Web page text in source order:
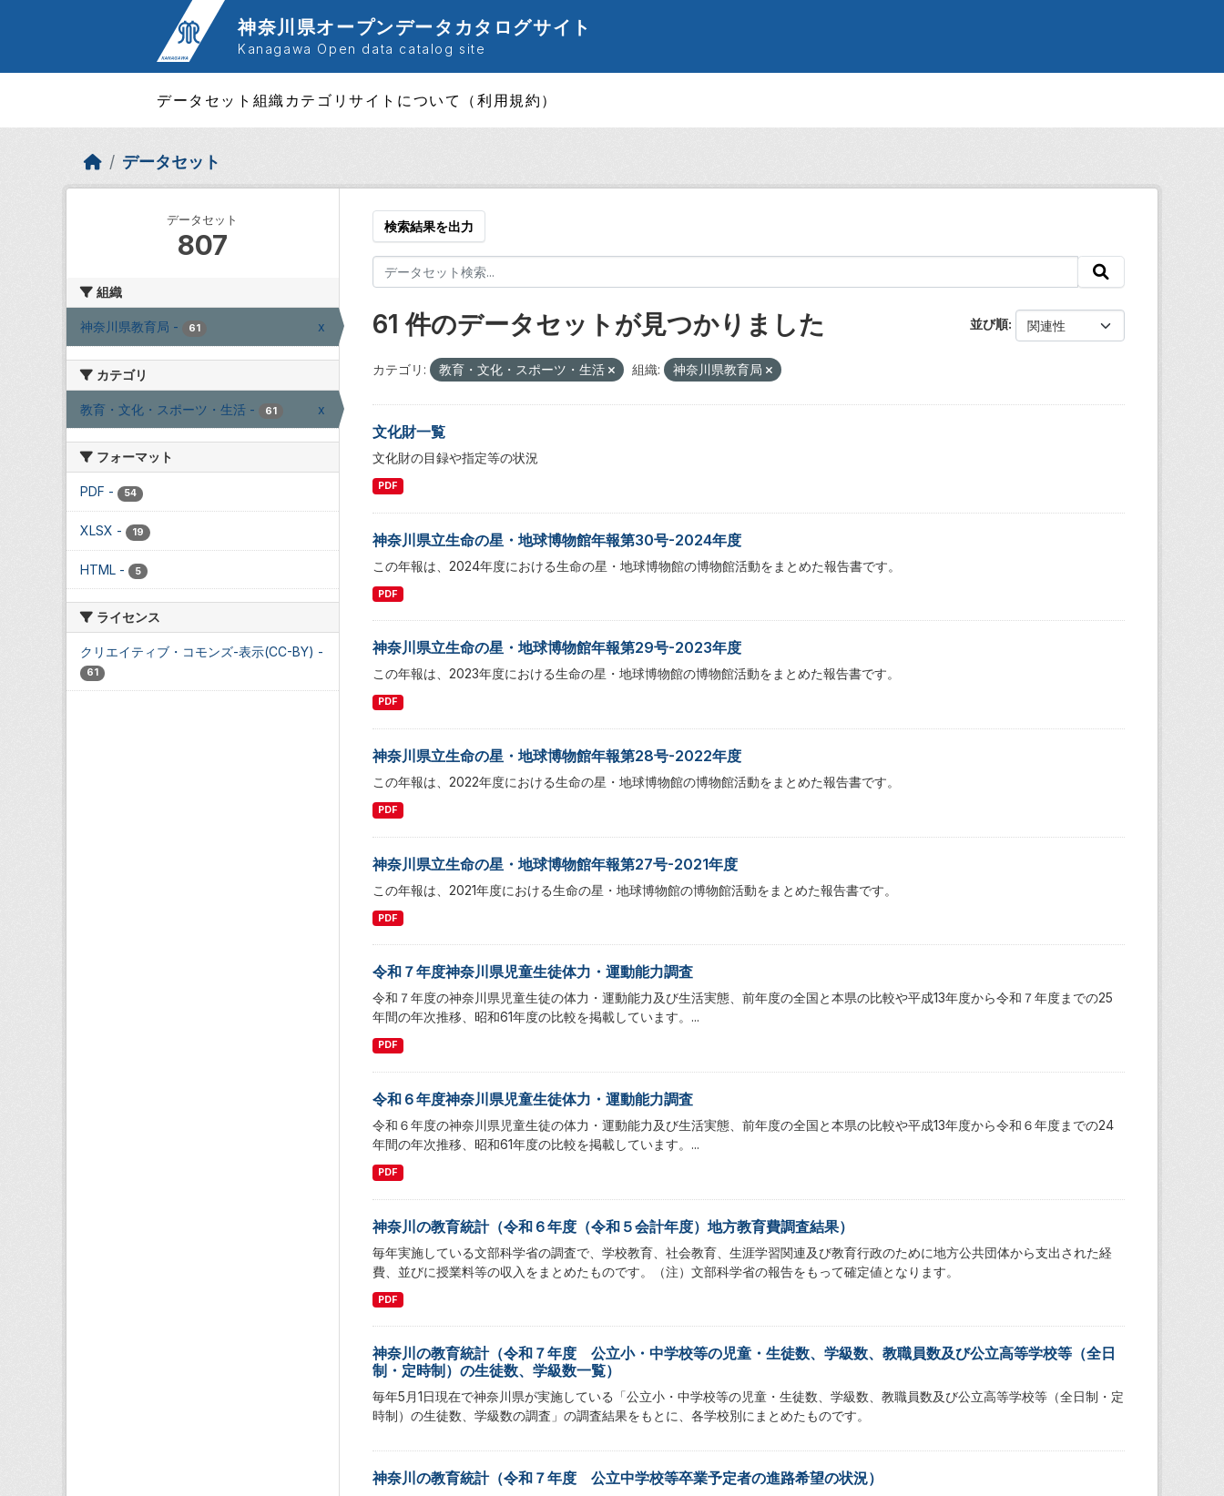
神奈川県オープンデータカタログサイト
Kanagawa Open data catalog site
データセット 組織 カテゴリサイトについて（利用規約）
データセット
データセット
807
組織
神奈川県教育局 - 61 x
カテゴリ
教育・文化・スポーツ・生活 - 61 x
フォーマット
PDF - 54
XLSX - 19
HTML - 5
ライセンス
クリエイティブ・コモンズ-表示(CC-BY) -
61
検索結果を出力
並び順
61 件のデータセットが見つかりました
カテゴリ: 教育・文化・スポーツ・生活 組織: 神奈川県教育局
文化財一覧
文化財の目録や指定等の状況
PDF
神奈川県立生命の星・地球博物館年報第30号-2024年度
この年報は、2024年度における生命の星・地球博物館の博物館活動をまとめた報告書です。
PDF
神奈川県立生命の星・地球博物館年報第29号-2023年度
この年報は、2023年度における生命の星・地球博物館の博物館活動をまとめた報告書です。
PDF
神奈川県立生命の星・地球博物館年報第28号-2022年度
この年報は、2022年度における生命の星・地球博物館の博物館活動をまとめた報告書です。
PDF
神奈川県立生命の星・地球博物館年報第27号-2021年度
この年報は、2021年度における生命の星・地球博物館の博物館活動をまとめた報告書です。
PDF
令和７年度神奈川県児童生徒体力・運動能力調査
令和７年度の神奈川県児童生徒の体力・運動能力及び生活実態、前年度の全国と本県の比較や平成13年度から令和７年度までの25
年間の年次推移、昭和61年度の比較を掲載しています。...
PDF
令和６年度神奈川県児童生徒体力・運動能力調査
令和６年度の神奈川県児童生徒の体力・運動能力及び生活実態、前年度の全国と本県の比較や平成13年度から令和６年度までの24
年間の年次推移、昭和61年度の比較を掲載しています。...
PDF
神奈川の教育統計（令和６年度（令和５会計年度）地方教育費調査結果）
毎年実施している文部科学省の調査で、学校教育、社会教育、生涯学習関連及び教育行政のために地方公共団体から支出された経
費、並びに授業料等の収入をまとめたものです。（注）文部科学省の報告をもって確定値となります。
PDF
神奈川の教育統計（令和７年度 公立小・中学校等の児童・生徒数、学級数、教職員数及び公立高等学校等（全日
制・定時制）の生徒数、学級数一覧）
毎年5月1日現在で神奈川県が実施している「公立小・中学校等の児童・生徒数、学級数、教職員数及び公立高等学校等（全日制・定
時制）の生徒数、学級数の調査」の調査結果をもとに、各学校別にまとめたものです。
神奈川の教育統計（令和７年度 公立中学校等卒業予定者の進路希望の状況）